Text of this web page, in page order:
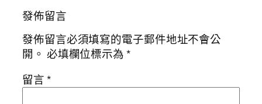
發佈留言
發佈留言必須填寫的電子郵件地址不會公
開。 必填欄位標示為*
留言*